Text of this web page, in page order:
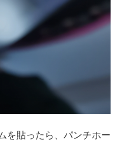
を貼ったら、パンチホー